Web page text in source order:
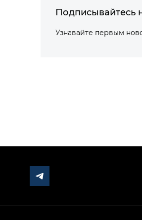
Подписывайтесь
Узнавайте первым